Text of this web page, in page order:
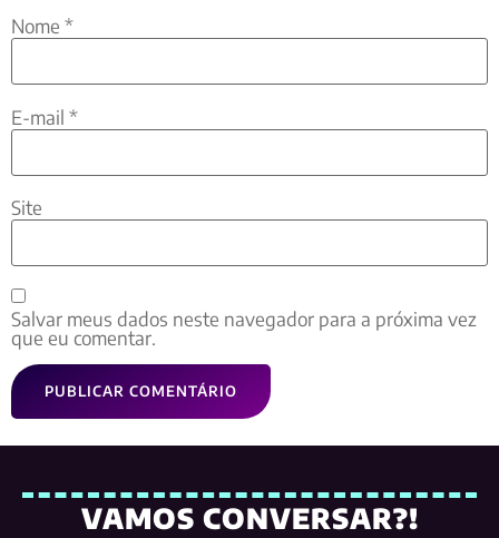
Nome *
E-mail *
Site
Salvar meus dados neste navegador para a próxima vez
que eu comentar.
VAMOS CONVERSAR?!